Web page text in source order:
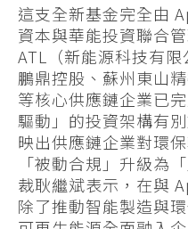
這支全新基金完全由
資本與華能投資聯合
ATL（新能源科技有限
鵬鼎控股、蘇州東山
等核心供應鏈企業已
驅動」的投資架構有
映出供應鏈企業對環
「被動合規」升級為
裁耿繼斌表示，在與
除了推動智能製造與